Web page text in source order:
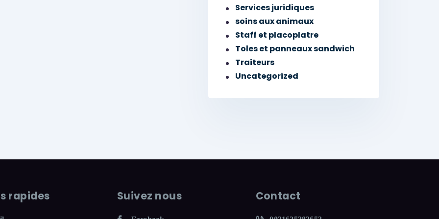
Services juridiques
soins aux animaux
Staff et placoplatre
Toles et panneaux sandwich
Traiteurs
Uncategorized
rapides Suivez nous Contact